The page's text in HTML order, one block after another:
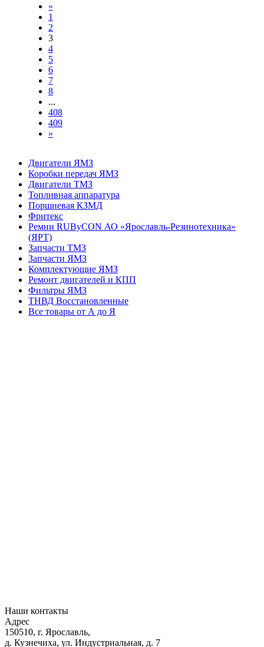
«
1
2
3
4
5
6
7
8
...
408
409
»
Двигатели ЯМЗ
Коробки передач ЯМЗ
Двигатели ТМЗ
Топливная аппаратура
Поршневая КЗМД
Фритекс
Ремни RUByCON АО «Ярославль-Резинотехника»
(ЯРТ)
Запчасти ТМЗ
Запчасти ЯМЗ
Комплектующие ЯМЗ
Ремонт двигателей и КПП
Фильтры ЯМЗ
ТНВД Восстановленные
Все товары от А до Я
Наши контакты
Адрес
150510, г. Ярославль,
д. Кузнечиха, ул. Индустриальная, д. 7